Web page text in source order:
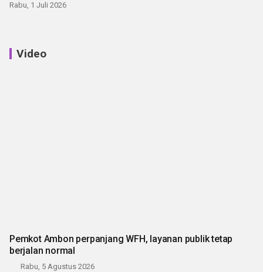
Rabu, 1 Juli 2026
Video
Pemkot Ambon perpanjang WFH, layanan publik tetap
berjalan normal
Rabu, 5 Agustus 2026